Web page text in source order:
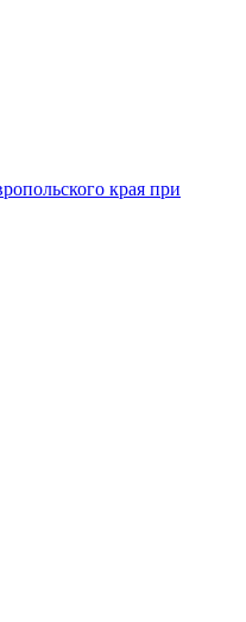
края при